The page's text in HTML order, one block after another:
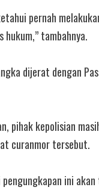
pernah
hukum,” tambahnya.
dijerat dengan
pihak kepolisian
curanmor tersebut.
pengungkapan ini